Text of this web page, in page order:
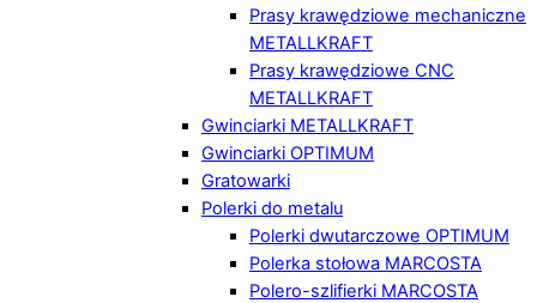
Prasy krawędziowe mechaniczne
METALLKRAFT
Prasy krawędziowe CNC
METALLKRAFT
Gwinciarki METALLKRAFT
Gwinciarki OPTIMUM
Gratowarki
Polerki do metalu
Polerki dwutarczowe OPTIMUM
Polerka stołowa MARCOSTA
Polero-szlifierki MARCOSTA